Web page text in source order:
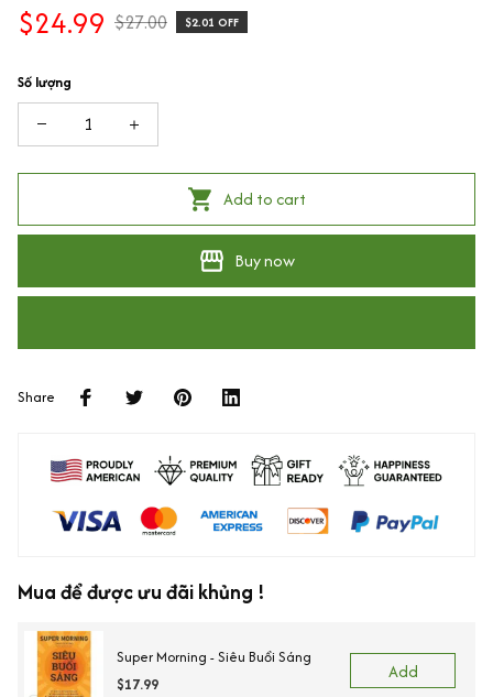
$24.99 $27.00 $2.01 OFF
Số lượng
Add to cart
Buy now
Share
Mua để được ưu đãi khủng !
Super Morning - Siêu Buổi Sáng
$17.99
Add